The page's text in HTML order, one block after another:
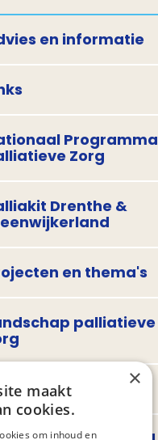
en informatie
Programma
Zorg
Drenthe &
en thema's
palliatieve
×
maakt
cookies.
om inhoud en